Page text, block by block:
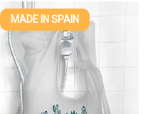
MADE IN SPAIN